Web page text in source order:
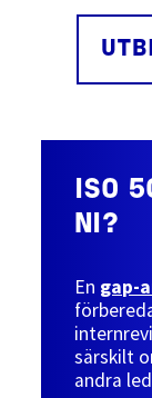
ISO
NI?
En gap-
särskilt
andra